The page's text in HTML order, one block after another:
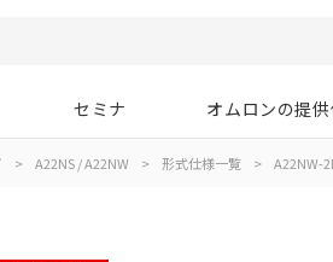
セミナ オムロンの提
> A22NS / A22NW > 形式仕様一覧 > A22NW-